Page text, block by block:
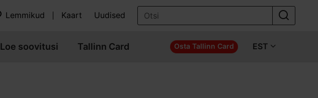
Lemmikud Kaart Uudised
Loe soovitusi Tallinn Card Osta Tallinn Card EST